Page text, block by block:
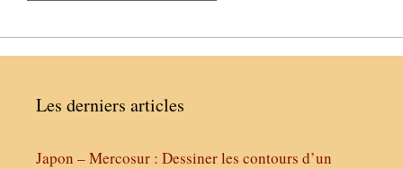
Les derniers articles
Japon – Mercosur : Dessiner les contours d’un